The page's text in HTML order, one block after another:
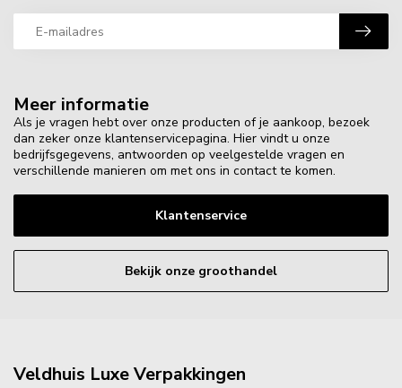
Meer informatie
Als je vragen hebt over onze producten of je aankoop, bezoek
dan zeker onze klantenservicepagina. Hier vindt u onze
bedrijfsgegevens, antwoorden op veelgestelde vragen en
verschillende manieren om met ons in contact te komen.
Klantenservice
Bekijk onze groothandel
Veldhuis Luxe Verpakkingen